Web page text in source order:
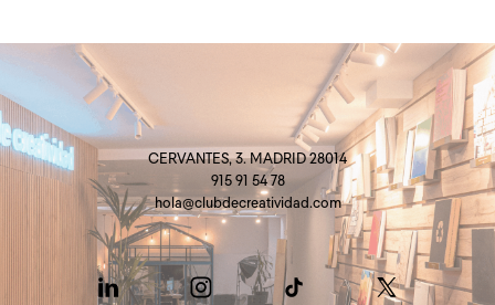
CERVANTES, 3. MADRID 28014
915 91 54 78
hola@clubdecreatividad.com